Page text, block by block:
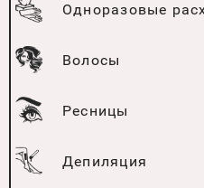
Одноразовые
Волосы
Ресницы
Депиляция